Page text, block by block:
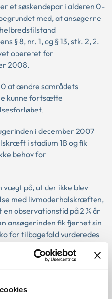
et søskendepar i alderen 0-
med, at ansøgerne
§ 8, nr. 1, og § 13, stk. 2, 2.
opereret for
2008.
at ændre samrådets
kunne fortsætte
i december 2007
i stadium 1B og fik
behov for
vægt på, at der ikke blev
med livmoderhalskræften,
observationstid på 2 ¼ år
ansøgerinden fik fjernet sin
for tilbagefald vurderedes
ved den seneste PET-
lagt vægt på, at
helbredsmæssige forhold